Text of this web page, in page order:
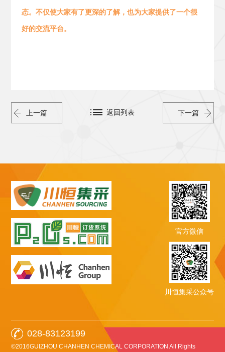
态。 不仅使大家有了更深的了解，也为大家提供了一个很
好的交流平台。
上一篇 下一篇
返回列表
官方微信
川恒集采公众号
028-83123199
©2016GUIZHOU CHANHEN CHEMICAL CORPORATION All Rights